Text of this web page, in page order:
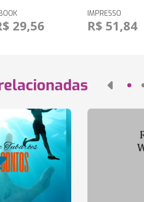
29,56
IMPRESSO
R$ 51,84